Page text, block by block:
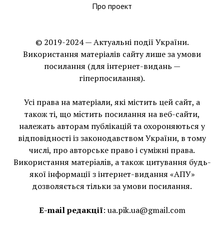
Про проект
© 2019-2024 — Актуальні події України.
Використання матеріалів сайту лише за умови
посилання (для інтернет-видань —
гіперпосилання).
Усі права на матеріали, які містить цей сайт, а
також ті, що мiстить посилання на веб-сайти,
належать авторам публікацій та охороняються у
відповідності із законодавством України, в тому
числі, про авторське право і суміжні права.
Використання матерiалiв, а також цитування будь-
якої інформації з інтернет-видання «АПУ»
дозволяється тільки за умови посилання.
E-mail редакції: ua.pik.ua@gmail.com